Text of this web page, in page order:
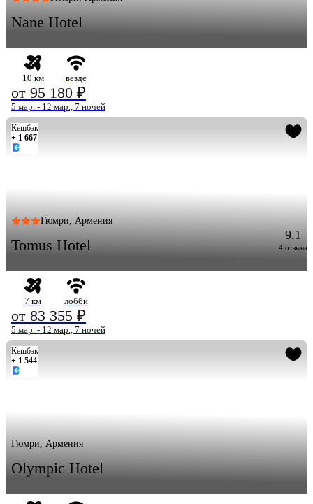
Nane Hotel
10 км везде
от 95 180 ₽
5 мар. - 12 мар., 7 ночей
Кешбэк
+ 1 667
Гюмри, Армения
Tomus Hotel
9.1
4 отзыва
7 км лобби
от 83 355 ₽
5 мар. - 12 мар., 7 ночей
Кешбэк
+ 1 544
Гюмри, Армения
Olympic Hotel